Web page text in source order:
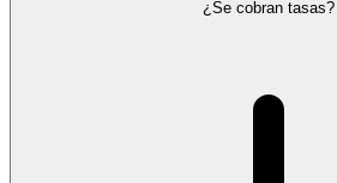
¿Se cobran tasas?